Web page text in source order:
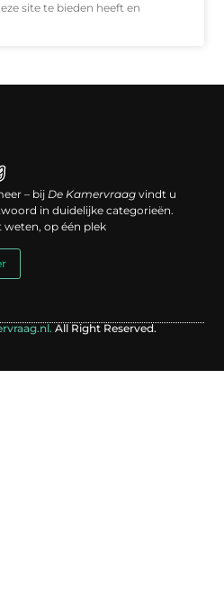
site te bieden heeft en
– bijDe Kamervraag vindt u
in duidelijke categorieën.
weten, op één plek
All Right Reserved.